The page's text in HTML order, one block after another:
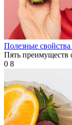
Полезные
Пять преимуществ
0 8